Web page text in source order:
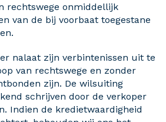
rechtswege onmiddellijk
van de bij voorbaat toegestane
nalaat zijn verbintenissen uit te
van rechtswege en zonder
zijn. De wilsuiting
schrijven door de verkoper
Indien de kredietwaardigheid